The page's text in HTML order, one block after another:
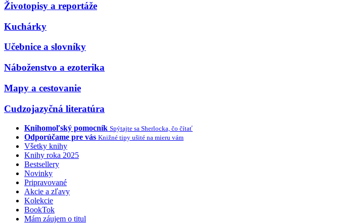
Životopisy a reportáže
Kuchárky
Učebnice a slovníky
Náboženstvo a ezoterika
Mapy a cestovanie
Cudzojazyčná literatúra
Knihomoľský pomocník Spýtajte sa Sherlocka, čo čítať
Odporúčame pre vás Knižné tipy ušité na mieru vám
Všetky knihy
Knihy roka 2025
Bestsellery
Novinky
Pripravované
Akcie a zľavy
Kolekcie
BookTok
Mám záujem o titul